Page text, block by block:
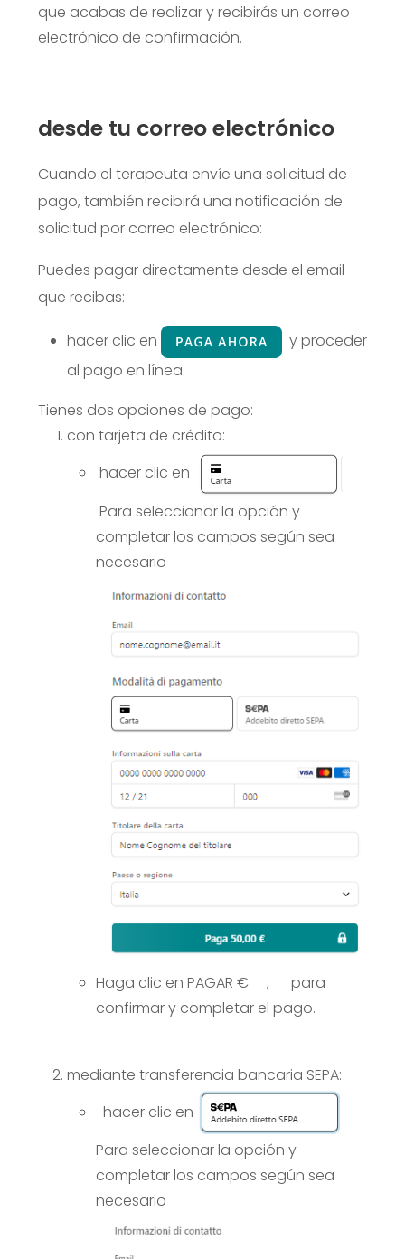
que acabas de realizar y recibirás un correo
electrónico de confirmación.
desde tu correo electrónico
Cuando el terapeuta envíe una solicitud de
pago, también recibirá una notificación de
solicitud por correo electrónico:
Puedes pagar directamente desde el email
que recibas:
hacer clic en
y proceder
al pago en línea.
Tienes dos opciones de pago:
con tarjeta de crédito:
hacer clic en
Para seleccionar la opción y
completar los campos según sea
necesario
Haga clic en PAGAR €__,__ para
confirmar y completar el pago.
mediante transferencia bancaria SEPA:
hacer clic en
Para seleccionar la opción y
completar los campos según sea
necesario